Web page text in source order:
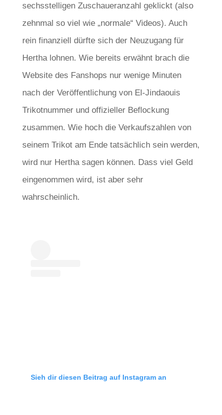
sechsstelligen Zuschaueranzahl geklickt (also
zehnmal so viel wie „normale“ Videos). Auch
rein finanziell dürfte sich der Neuzugang für
Hertha lohnen. Wie bereits erwähnt brach die
Website des Fanshops nur wenige Minuten
nach der Veröffentlichung von El-Jindaouis
Trikotnummer und offizieller Beflockung
zusammen. Wie hoch die Verkaufszahlen von
seinem Trikot am Ende tatsächlich sein werden,
wird nur Hertha sagen können. Dass viel Geld
eingenommen wird, ist aber sehr
wahrscheinlich.
Sieh dir diesen Beitrag auf Instagram an